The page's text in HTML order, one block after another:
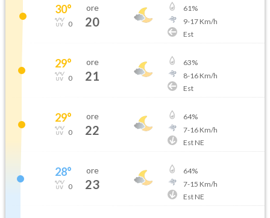
30°
0
ore
20
61%
9-17Km/h
Est
29°
0
ore
21
63%
8-16Km/h
Est
29°
0
ore
22
64%
7-16Km/h
Est NE
28°
0
ore
23
64%
7-15 Km/h
Est NE